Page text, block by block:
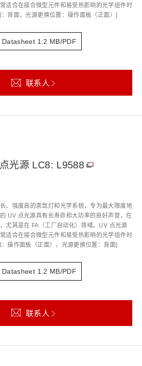
适合在接合微型元件和易受热影响的光学组件时
背面，光源更换位置：操作面板（正面）]
Datasheet 1.2 MB/PDF
联系人
点光源 LC8: L9588
、强度高的汞氙灯和光学系统，专为最大限度地
UV 点光源具有长寿命和大功率的良好声誉，在
尤其是在 FA（工厂自动化）领域。UV 点光源
适合在接合微型元件和易受热影响的光学组件时
操作面板（正面），光源更换位置：背面]
Datasheet 1.2 MB/PDF
联系人